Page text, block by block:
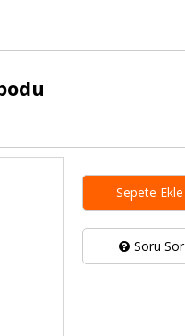
Sepete Ekle
Soru Sor